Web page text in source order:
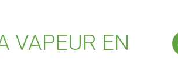
VAPEUR EN